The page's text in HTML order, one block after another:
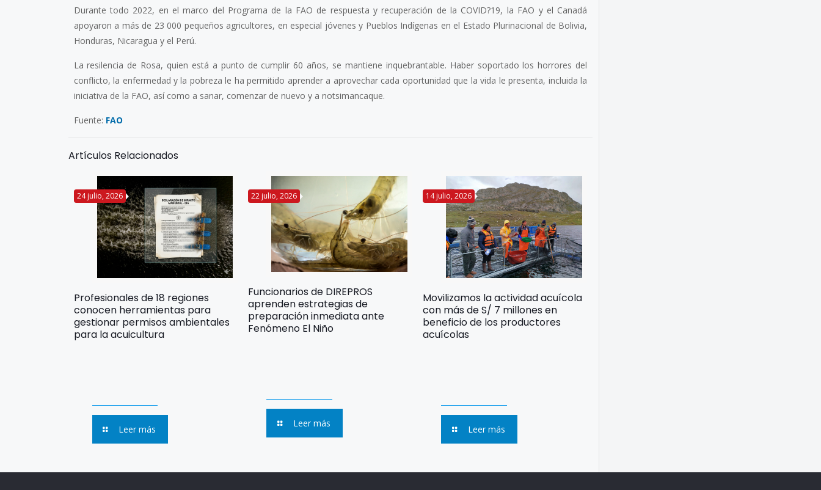
Durante todo 2022, en el marco del Programa de la FAO de respuesta y recuperación de la COVID?19, la FAO y el Canadá
apoyaron a más de 23 000 pequeños agricultores, en especial jóvenes y Pueblos Indígenas en el Estado Plurinacional de Bolivia,
Honduras, Nicaragua y el Perú.
La resilencia de Rosa, quien está a punto de cumplir 60 años, se mantiene inquebrantable. Haber soportado los horrores del
conflicto, la enfermedad y la pobreza le ha permitido aprender a aprovechar cada oportunidad que la vida le presenta, incluida la
iniciativa de la FAO, así como a sanar, comenzar de nuevo y a notsimancaque.
Fuente: FAO
Artículos Relacionados
24 julio, 2026
Profesionales de 18 regiones
conocen herramientas para
gestionar permisos ambientales
para la acuicultura
Leer más
22 julio, 2026
Funcionarios de DIREPROS
aprenden estrategias de
preparación inmediata ante
Fenómeno El Niño
Leer más
14 julio, 2026
Movilizamos la actividad acuícola
con más de S/ 7 millones en
beneficio de los productores
acuícolas
Leer más